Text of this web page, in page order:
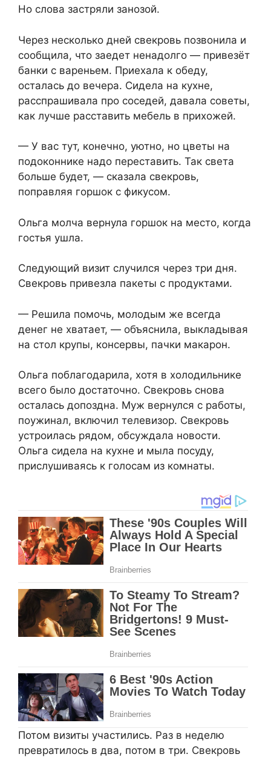
Но слова застряли занозой.
Через несколько дней свекровь позвонила и
сообщила, что заедет ненадолго — привезёт
банки с вареньем. Приехала к обеду,
осталась до вечера. Сидела на кухне,
расспрашивала про соседей, давала советы,
как лучше расставить мебель в прихожей.
— У вас тут, конечно, уютно, но цветы на
подоконнике надо переставить. Так света
больше будет, — сказала свекровь,
поправляя горшок с фикусом.
Ольга молча вернула горшок на место, когда
гостья ушла.
Следующий визит случился через три дня.
Свекровь привезла пакеты с продуктами.
— Решила помочь, молодым же всегда
денег не хватает, — объяснила, выкладывая
на стол крупы, консервы, пачки макарон.
Ольга поблагодарила, хотя в холодильнике
всего было достаточно. Свекровь снова
осталась допоздна. Муж вернулся с работы,
поужинал, включил телевизор. Свекровь
устроилась рядом, обсуждала новости.
Ольга сидела на кухне и мыла посуду,
прислушиваясь к голосам из комнаты.
Потом визиты участились. Раз в неделю
превратилось в два, потом в три. Свекровь